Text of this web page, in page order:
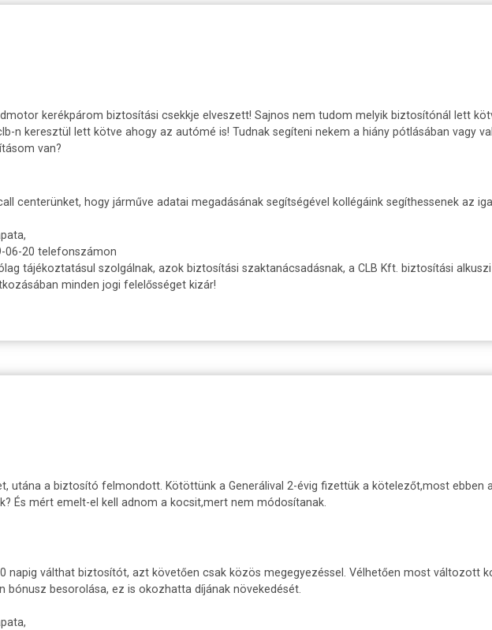
kerékpárom biztosítási csekkje elveszett! Sajnos nem tudom melyik biztosítónál lett
n keresztül lett kötve ahogy az autómé is! Tudnak segíteni nekem a hiány pótlásában vagy
van?
centerünket, hogy járműve adatai megadásának segítségével kollégáink segíthessenek az
06-20 telefonszámon
tájékoztatásul szolgálnak, azok biztosítási szaktanácsadásnak, a CLB Kft. biztosítási
minden jogi felelősséget kizár!
utána a biztosító felmondott. Kötöttünk a Generálival 2-évig fizettük a kötelezőt,most ebben
És mért emelt-el kell adnom a kocsit,mert nem módosítanak.
napig válthat biztosítót, azt követően csak közös megegyezéssel. Vélhetően most változott
bónusz besorolása, ez is okozhatta díjának növekedését.